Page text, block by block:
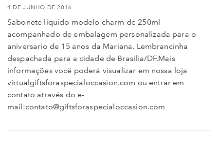
4 DE JUNHO DE 2016
Sabonete liquido modelo charm de 250ml
acompanhado de embalagem personalizada para o
aniversario de 15 anos da Mariana. Lembrancinha
despachada para a cidade de Brasilia/DF.Mais
informações você poderá visualizar em nossa loja
virtualgiftsforaspecialoccasion.com ou entrar em
contato através do e-
mail:contato@giftsforaspecialoccasion.com